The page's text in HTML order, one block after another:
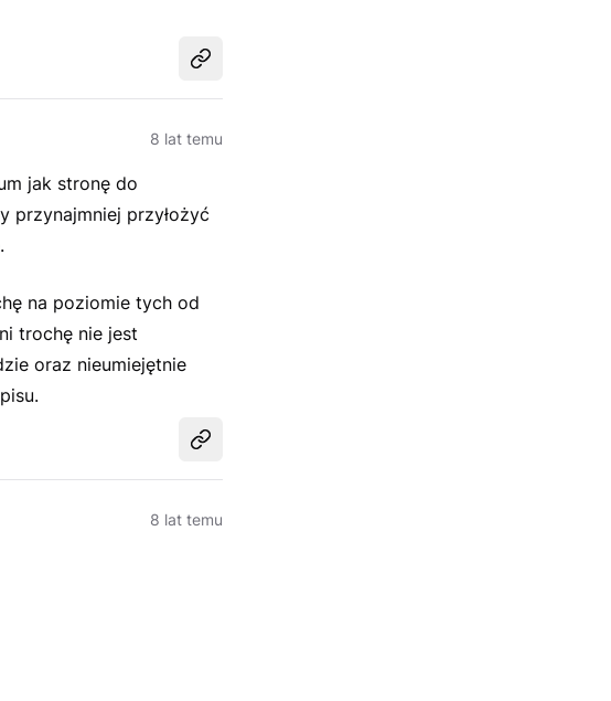
Udostępnij
8 lat temu
jak stronę do
przynajmniej przyłożyć
na poziomie tych od
trochę nie jest
oraz nieumiejętnie
Udostępnij
8 lat temu